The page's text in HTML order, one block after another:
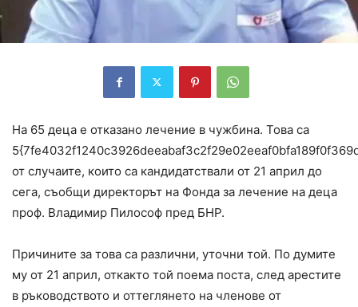
На 65 деца е отказано лечение в чужбина. Това са
от случаите, които са кандидатствали от 21 април до
сега, съобщи директорът на Фонда за лечение на деца
проф. Владимир Пилософ пред БНР.
Причините за това са различни, уточни той. По думите
му от 21 април, откакто той поема поста, след арестите
в ръководството и оттеглянето на членове от